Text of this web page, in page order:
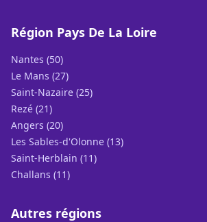
Région Pays De La Loire
Nantes (50)
Le Mans (27)
Saint-Nazaire (25)
Rezé (21)
Angers (20)
Les Sables-d'Olonne (13)
Saint-Herblain (11)
Challans (11)
Autres régions